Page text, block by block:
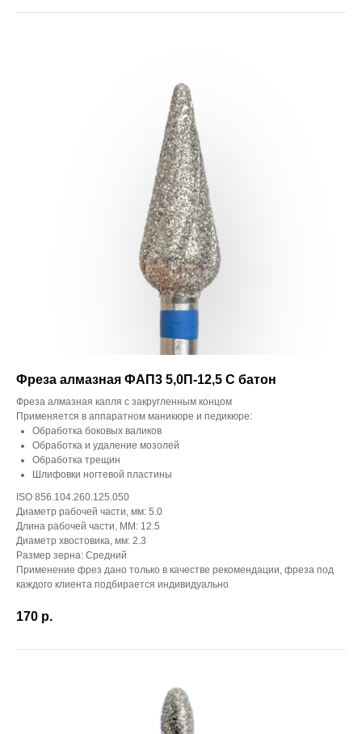
Фреза алмазная ФАП3 5,0П-12,5 С батон
Фреза алмазная капля с закругленным концом
Применяется в аппаратном маникюре и педикюре:
Обработка боковых валиков
Обработка и удаление мозолей
Обработка трещин
Шлифовки ногтевой пластины
ISO 856.104.260.125.050
Диаметр рабочей части, мм: 5.0
Длина рабочей части, ММ: 12.5
Диаметр хвостовика, мм: 2.3
Размер зерна: Средний
Применение фрез дано только в качестве рекомендации, фреза под
каждого клиента подбирается индивидуально
170 р.